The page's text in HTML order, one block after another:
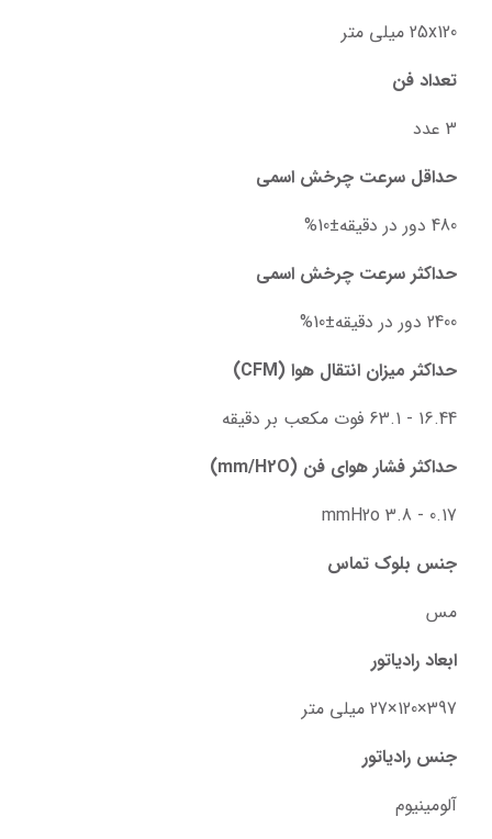
25x120 میلی متر
تعداد فن
3 عدد
حداقل سرعت چرخش اسمی
480 دور در دقیقه±10%
حداکثر سرعت چرخش اسمی
2400 دور در دقیقه±10%
حداکثر میزان انتقال هوا (CFM)
16.44 - 63.1 فوت مکعب بر دقیقه
حداکثر فشار هوای فن (mm/H2O)
0.17 - 3.8 mmH2o
جنس بلوک تماس
مس
ابعاد رادیاتور
397×120×27 میلی متر
جنس رادیاتور
آلومینیوم